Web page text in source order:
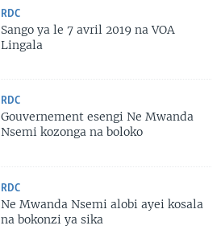
RDC
Sango ya le 7 avril 2019 na VOA
Lingala
RDC
Gouvernement esengi Ne Mwanda
Nsemi kozonga na boloko
RDC
Ne Mwanda Nsemi alobi ayei kosala
na bokonzi ya sika